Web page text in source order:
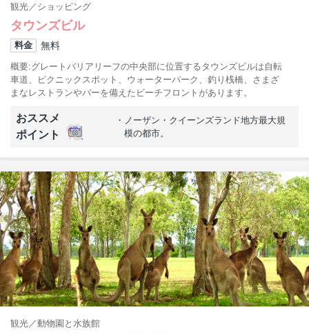
観光 ショッピング
タウンズビル
料金 無料
概要 グレートバリアリーフの中央部に位置するタウンズビルは自転
車道、ピクニックスポット、ウォーターパーク、釣り桟橋、さまざ
まなレストランやバーを備えたビーチフロントがあります。
おススメ
ポイント
ノーザン・クイーンズランド地方最大規
模の都市。
観光 動物園と水族館